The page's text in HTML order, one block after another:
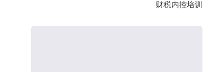
财税内控培训